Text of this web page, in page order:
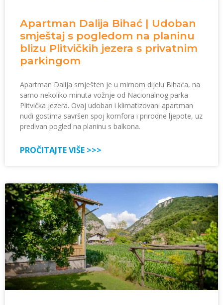
Apartman Dalija Bihać | Udoban
smještaj s pogledom na planinu
blizu Plitvičkih jezera s privatnim
parkingom
Apartman Dalija smješten je u mirnom dijelu Bihaća, na
samo nekoliko minuta vožnje od Nacionalnog parka
Plitvička jezera. Ovaj udoban i klimatizovani apartman
nudi gostima savršen spoj komfora i prirodne ljepote, uz
predivan pogled na planinu s balkona.
PROČITAJTE VIŠE >>>